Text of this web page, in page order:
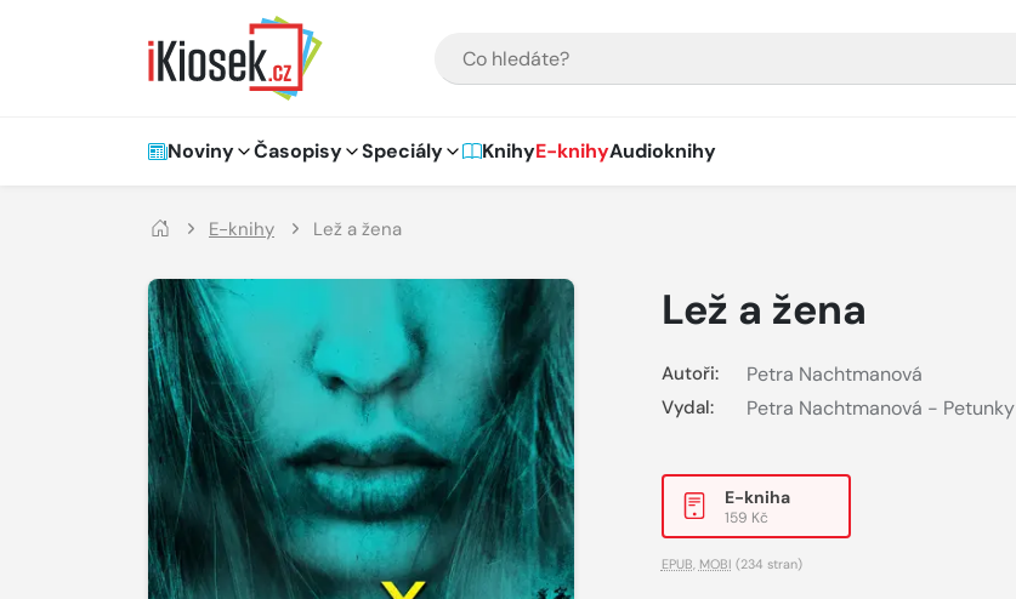
Hlavní navigace
Noviny Časopisy Speciály KnihyE-knihyAudioknihy
E-knihy Lež a žena
Lež a žena
Autoři: Petra Nachtmanová
Vydal: Petra Nachtmanová - Petunky
E-kniha
159 Kč
EPUB MOBI (234 stran)